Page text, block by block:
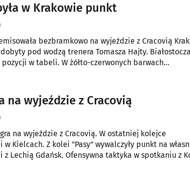
w Krakowie punkt
bezbramkowo na wyjeździe z Cracovią
pod wodzą trenera Tomasza Hajty.
w tabeli. W żółto-czerwonych barwach
na wyjeździe z Cracovią
na wyjeździe z Cracovią. W ostatniej kolejce
Kielcach. Z kolei "Pasy" wywalczyły punkt na
Lechią Gdańsk. Ofensywna taktyka w spotkaniu z